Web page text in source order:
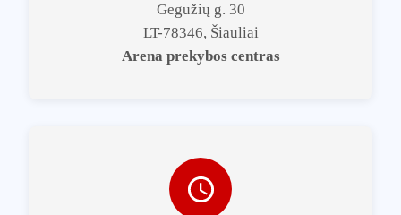
Gegužių g. 30
LT-78346, Šiauliai
Arena prekybos centras